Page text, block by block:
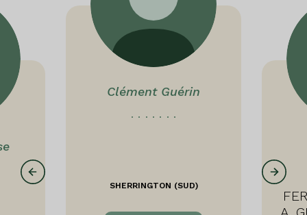
Clément Guérin
SHERRINGTON (SUD)